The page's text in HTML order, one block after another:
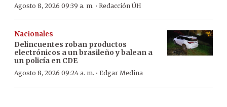
Agosto 8, 2026 09:39 a. m. · Redacción ÚH
Nacionales
Delincuentes roban productos
electrónicos a un brasileño y balean a
un policía en CDE
Agosto 8, 2026 09:24 a. m. · Edgar Medina